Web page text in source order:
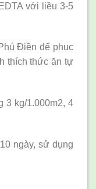
với liều 3-5
Điền để phục
thích thức ăn tự
3 kg/1.000m2, 4
ngày, sử dụng